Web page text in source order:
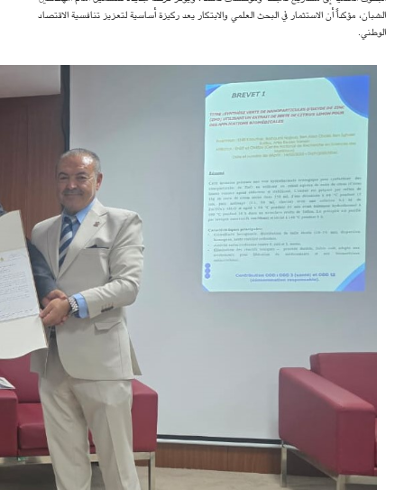
الشبان، مؤكداً أن الاستثمار في البحث العلمي والابتكار يعد ركيزة أساسية لتعزيز تنافسية الاقتصاد
الوطني.